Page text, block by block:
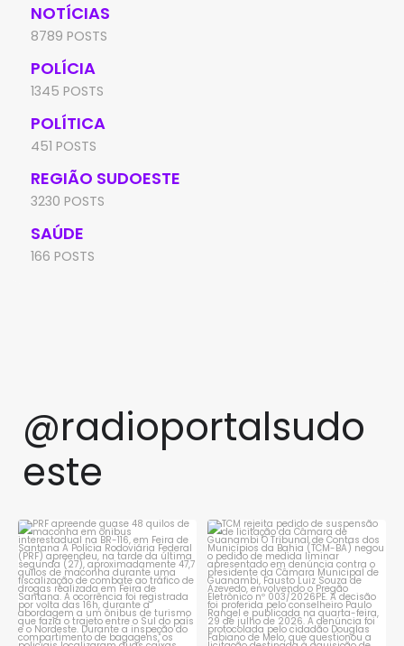
NOTÍCIAS
8789 POSTS
POLÍCIA
1345 POSTS
POLÍTICA
451 POSTS
REGIÃO SUDOESTE
3230 POSTS
SAÚDE
166 POSTS
@radioportalsudo
este
PRF apreende quase 48 quilos
de maconha em ônibus...
1 0
TCM rejeita pedido de
suspensão de licitação da...
1 0